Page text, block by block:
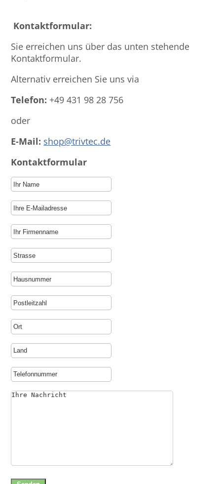
Kontaktformular:
Sie erreichen uns über das unten stehende
Kontaktformular.
Alternativ erreichen Sie uns via
Telefon: +49 431 98 28 756
oder
E-Mail: shop@trivtec.de
Kontaktformular